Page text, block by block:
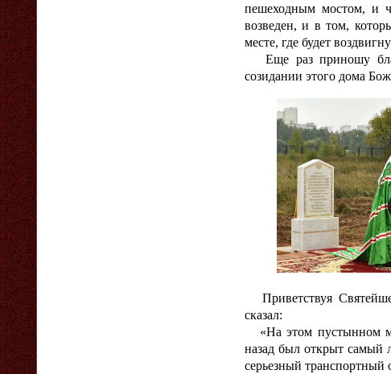
пешеходным мостом, и
возведен, и в том,
месте, где будет
Еще раз приношу
созидании этого дома
Приветствуя
сказал:
«На этом пустынном
назад был открыт самый
серьезный транспортный